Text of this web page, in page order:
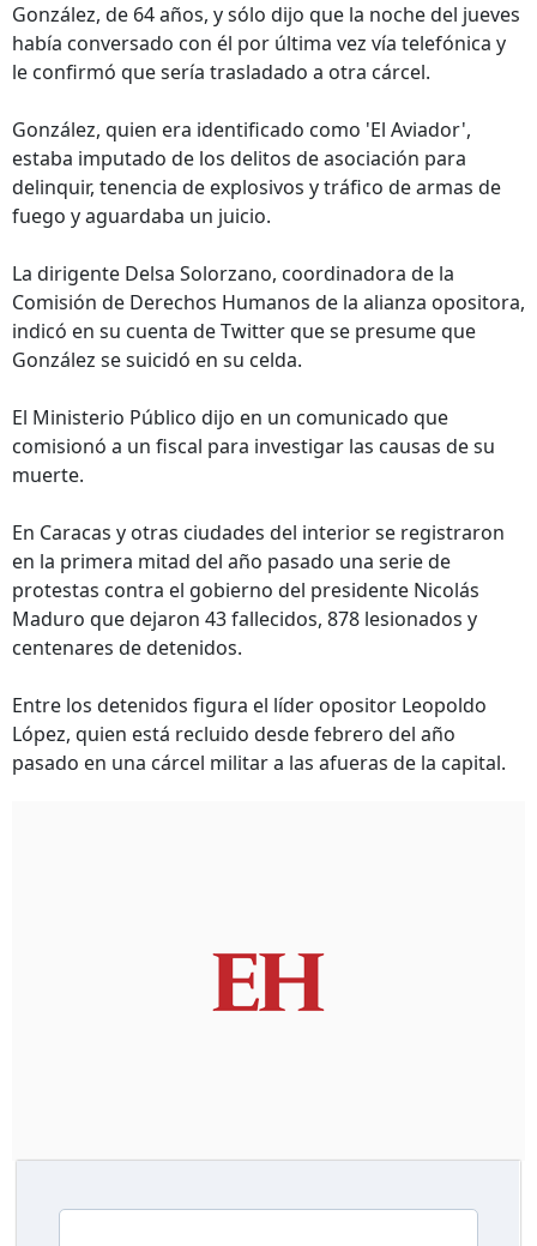
González, de 64 años, y sólo dijo que la noche del jueves
había conversado con él por última vez vía telefónica y
le confirmó que sería trasladado a otra cárcel.
González, quien era identificado como 'El Aviador',
estaba imputado de los delitos de asociación para
delinquir, tenencia de explosivos y tráfico de armas de
fuego y aguardaba un juicio.
La dirigente Delsa Solorzano, coordinadora de la
Comisión de Derechos Humanos de la alianza opositora,
indicó en su cuenta de Twitter que se presume que
González se suicidó en su celda.
El Ministerio Público dijo en un comunicado que
comisionó a un fiscal para investigar las causas de su
muerte.
En Caracas y otras ciudades del interior se registraron
en la primera mitad del año pasado una serie de
protestas contra el gobierno del presidente Nicolás
Maduro que dejaron 43 fallecidos, 878 lesionados y
centenares de detenidos.
Entre los detenidos figura el líder opositor Leopoldo
López, quien está recluido desde febrero del año
pasado en una cárcel militar a las afueras de la capital.